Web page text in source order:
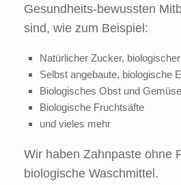
Gesundheits-bewussten
sind, wie zum Beispiel:
Natürlicher Zucker,
Selbst angebaute, biologische
Biologisches Obst und Gemüse
Biologische Fruchtsäfte
und vieles mehr
Wir haben Zahnpaste ohne
biologische Waschmittel.